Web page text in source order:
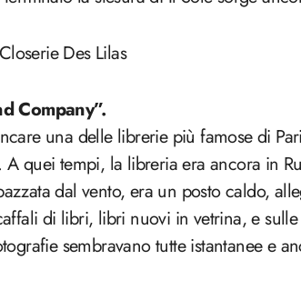
Company”.
una delle librerie più famose di
A quei tempi, la libreria era ancora in
dal vento, era un posto caldo,
di libri, libri nuovi in vetrina, e
sembravano tutte istantanee e